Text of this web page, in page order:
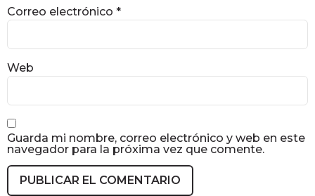
Correo electrónico *
Web
Guarda mi nombre, correo electrónico y web en este
navegador para la próxima vez que comente.